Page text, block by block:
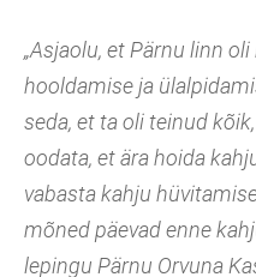
„Asjaolu, et Pärnu linn
hooldamise ja
seda, et ta oli teinud
oodata, et ära hoida
vabasta kahju
mõned päevad enne
lepingu Pärnu Orvuna